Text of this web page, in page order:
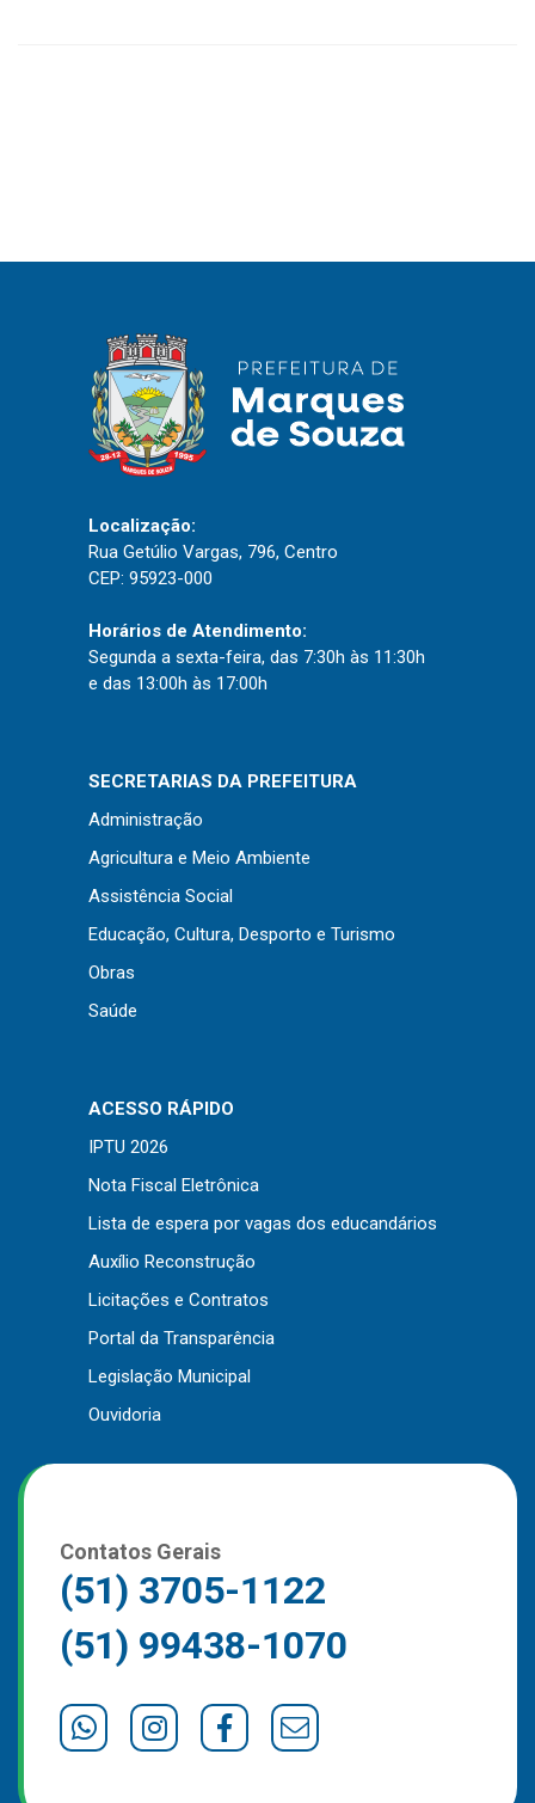
Nota Fiscal Eletrônica
Portal do Cidadão
Portal do Servidor
Diário Oficial (Novo)
Diário Oficial (Até 30/04)
Recursos Humanos
Processo Seletivo
Instruções Normativas
Licitações
Dispensas e Inexigibilidades
Chamamentos Públicos
Leis, Decretos e Portarias
Portal da Transparência
Radar da Transparência
Cespro
Outros
Downloads
Notícias
Contato
Página Inicial
Localização:
Rua Getúlio Vargas, 796, Centro
CEP: 95923-000
Horários de Atendimento:
Segunda a sexta-feira, das 7:30h às 11:30h
e das 13:00h às 17:00h
SECRETARIAS DA PREFEITURA
Administração
Agricultura e Meio Ambiente
Assistência Social
Educação, Cultura, Desporto e Turismo
Obras
Saúde
ACESSO RÁPIDO
IPTU 2026
Nota Fiscal Eletrônica
Lista de espera por vagas dos educandários
Auxílio Reconstrução
Licitações e Contratos
Portal da Transparência
Legislação Municipal
Ouvidoria
Contatos Gerais
(51) 3705-1122
(51) 99438-1070